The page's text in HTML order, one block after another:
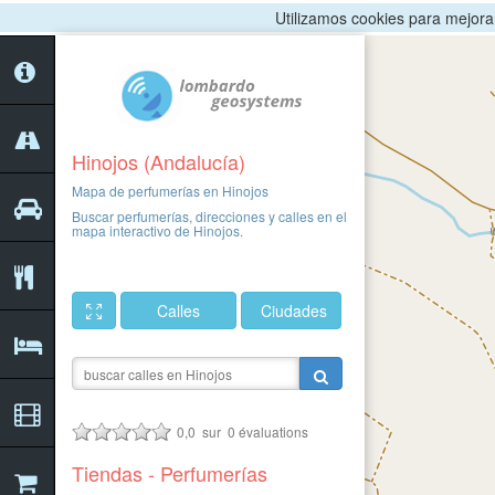
Utilizamos cookies para
Hinojos (Andalucía)
Mapa de perfumerías en Hinojos
Buscar perfumerías, direcciones y calles en el
mapa interactivo de Hinojos.
Calles Ciudades
0,0 sur 0 évaluations
Tiendas - Perfumerías